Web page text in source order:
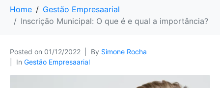
Home
Gestão Empresaarial
Inscrição Municipal: O que é e qual a importância?
Posted on 01/12/2022 By Simone Rocha
In Gestão Empresaarial